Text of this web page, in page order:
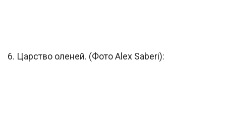
6. Царство оленей. (Фото Alex Saberi):